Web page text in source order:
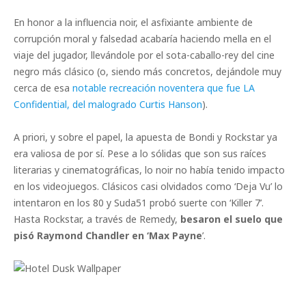
En honor a la influencia noir, el asfixiante ambiente de
corrupción moral y falsedad acabaría haciendo mella en el
viaje del jugador, llevándole por el sota-caballo-rey del cine
negro más clásico (o, siendo más concretos, dejándole muy
cerca de esa notable recreación noventera que fue LA
Confidential, del malogrado Curtis Hanson).
A priori, y sobre el papel, la apuesta de Bondi y Rockstar ya
era valiosa de por sí. Pese a lo sólidas que son sus raíces
literarias y cinematográficas, lo noir no había tenido impacto
en los videojuegos. Clásicos casi olvidados como ‘Deja Vu’ lo
intentaron en los 80 y Suda51 probó suerte con ‘Killer 7’.
Hasta Rockstar, a través de Remedy, besaron el suelo que
pisó Raymond Chandler en ‘Max Payne’.